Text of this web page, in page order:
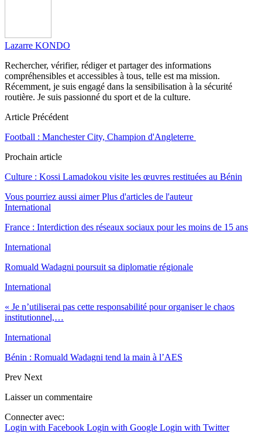
Lazarre KONDO
Rechercher, vérifier, rédiger et partager des informations
compréhensibles et accessibles à tous, telle est ma mission.
Récemment, je suis engagé dans la sensibilisation à la sécurité
routière. Je suis passionné du sport et de la culture.
Article Précédent
Football : Manchester City, Champion d'Angleterre
Prochain article
Culture : Kossi Lamadokou visite les œuvres restituées au Bénin
Vous pourriez aussi aimer Plus d'articles de l'auteur
International
France : Interdiction des réseaux sociaux pour les moins de 15 ans
International
Romuald Wadagni poursuit sa diplomatie régionale
International
« Je n’utiliserai pas cette responsabilité pour organiser le chaos
institutionnel,…
International
Bénin : Romuald Wadagni tend la main à l’AES
Prev Next
Laisser un commentaire
Connecter avec:
Login with Facebook Login with Google Login with Twitter